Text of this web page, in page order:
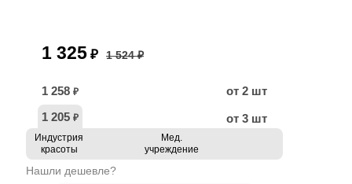
1 325 ₽ 1 524 ₽
1 258 ₽
от 2 шт
1 205 ₽ от 3 шт
Индустрия
красоты
Мед.
учреждение
Нашли дешевле?